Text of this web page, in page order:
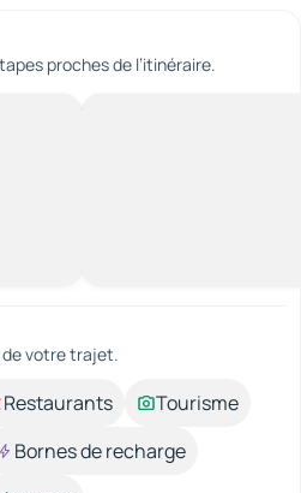
proches de l’itinéraire.
de votre trajet.
Restaurants
Tourisme
Bornes de recharge